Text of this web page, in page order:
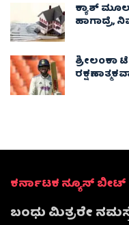
ಕ್ಯಾಶ್
ಹಾಗಾದ್ರೆ,
ಶ್ರೀಲಂಕಾ
ಕರ್ನಾಟಕ ನ್ಯೂಸ್ ಬೀಟ್
ಬಂಧು ಮಿತ್ರರೇ